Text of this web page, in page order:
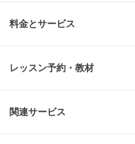
料金とサービス
レッスン予約・教材
関連サービス